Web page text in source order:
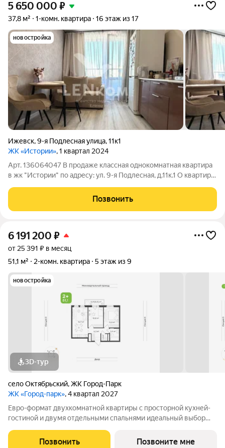
5 650 000 ₽
37,8 м² 1-комн. квартира 16 этаж из 17
новостройка
Ижевск,9-я Подлесная улица,11к1
ЖК «Истории», 1 квартал 2024
Арт. 136064047 В продаже классная однокомнатная квартира
в жк "Истории" по адресу: ул. 9-я Подлесная, д.11к.1 О квартире:
и жить; + Дополнительно проведена электрика по всей
квартире, а так
Позвонить
6 191 200 ₽
от 25 391 ₽ в месяц
51,1 м²
2-комн. квартира 5 этаж из 9
новостройка
3D-тур
село Октябрьский,ЖК Город-Парк
ЖК «Город-парк», 4 квартал 2027
Евро-формат двухкомнатной квартиры с просторной кухней-
гостиной и двумя отдельными спальнями идеальный выбор
собственную гардеробную комнату. Гостиная-столовая-кухня
Позвонить Позвоните мне